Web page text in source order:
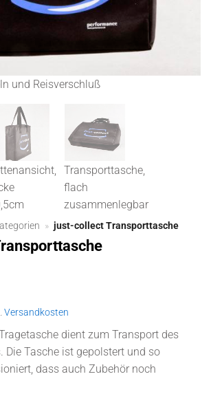
und Reisverschluß
Transporttasche,
flach
zusammenlegbar
» just-collect Transporttasche
Versandkosten
dient zum Transport des
Die Tasche ist gepolstert und so
dass auch Zubehör noch